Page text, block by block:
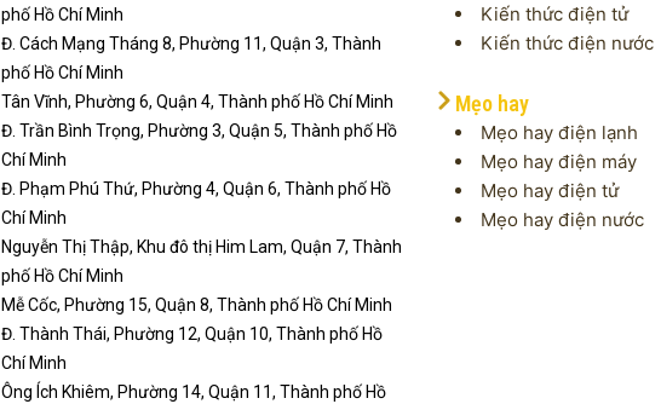
phố Hồ Chí Minh
Đ. Cách Mạng Tháng 8, Phường 11, Quận 3, Thành
phố Hồ Chí Minh
Tân Vĩnh, Phường 6, Quận 4, Thành phố Hồ Chí Minh
Đ. Trần Bình Trọng, Phường 3, Quận 5, Thành phố Hồ
Chí Minh
Đ. Phạm Phú Thứ, Phường 4, Quận 6, Thành phố Hồ
Chí Minh
Nguyễn Thị Thập, Khu đô thị Him Lam, Quận 7, Thành
phố Hồ Chí Minh
Mễ Cốc, Phường 15, Quận 8, Thành phố Hồ Chí Minh
Đ. Thành Thái, Phường 12, Quận 10, Thành phố Hồ
Chí Minh
Ông Ích Khiêm, Phường 14, Quận 11, Thành phố Hồ
Kiến thức điện tử
Kiến thức điện nước
Mẹo hay
Mẹo hay điện lạnh
Mẹo hay điện máy
Mẹo hay điện tử
Mẹo hay điện nước